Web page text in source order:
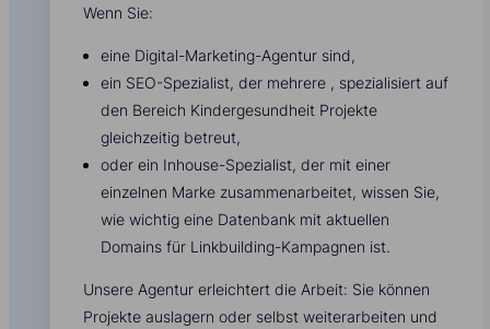
Wenn Sie:
eine Digital-Marketing-Agentur sind,
ein SEO-Spezialist, der mehrere , spezialisiert auf
den Bereich Kindergesundheit Projekte
gleichzeitig betreut,
oder ein Inhouse-Spezialist, der mit einer
einzelnen Marke zusammenarbeitet, wissen Sie,
wie wichtig eine Datenbank mit aktuellen
Domains für Linkbuilding-Kampagnen ist.
Unsere Agentur erleichtert die Arbeit: Sie können
Projekte auslagern oder selbst weiterarbeiten und